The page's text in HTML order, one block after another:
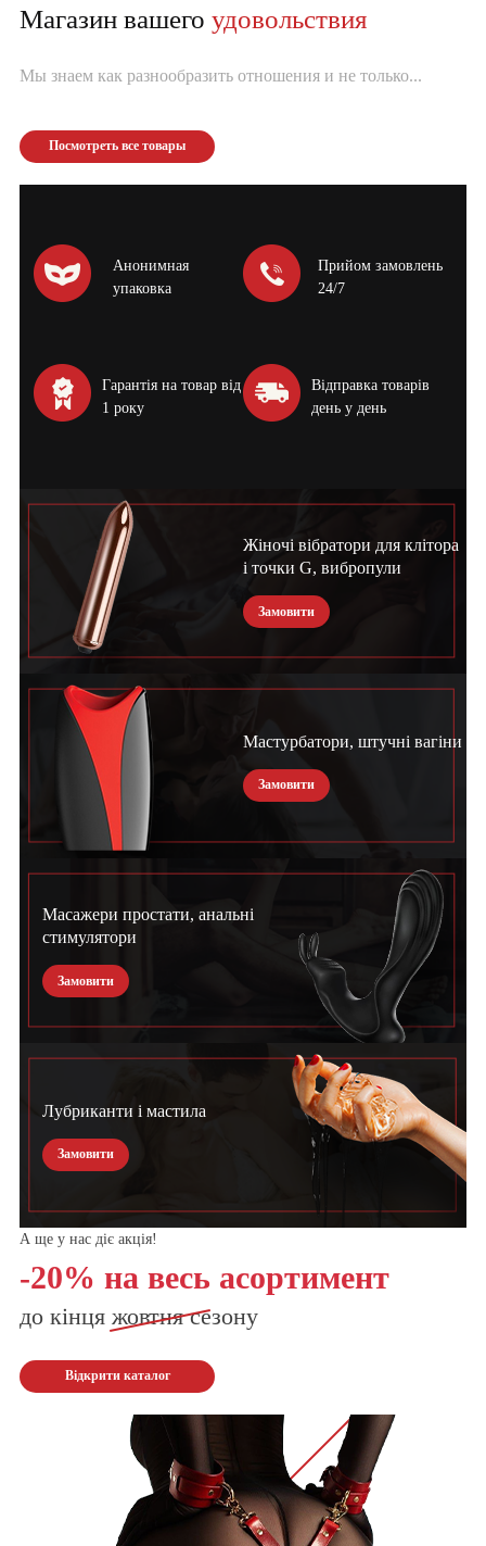
Магазин вашего удовольствия
Мы знаем как разнообразить отношения и не только...
Посмотреть все товары
Анонимная
упаковка
Прийом замовлень
24/7
Гарантія на товар від
1 року
Відправка товарів
день у день
Жіночі вібратори для клітора
і точки G, вибропули
Замовити
Мастурбатори, штучні вагіни
Замовити
Масажери простати, анальні
стимулятори
Замовити
Лубриканти і мастила
Замовити
А ще у нас діє акція!
-20% на весь асортимент
до кінця жовтнясезону
Відкрити каталог